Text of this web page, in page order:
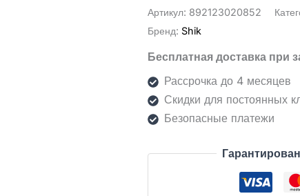
לגבות
וריסים
Артикул: 892123020852
Бренд: Shik
Бесплатная доставка при
Рассрочка до 4 месяцев
Скидки для постоянных
Безопасные платежи